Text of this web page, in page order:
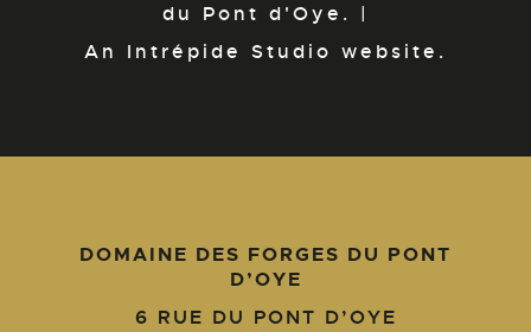
du Pont d'Oye. |
An Intrépide Studio website.
DOMAINE DES FORGES DU PONT
D’OYE
6 RUE DU PONT D’OYE